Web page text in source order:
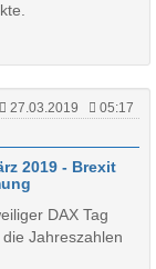
27.03.2019
05:17
2019 - Brexit
DAX Tag
Jahreszahlen